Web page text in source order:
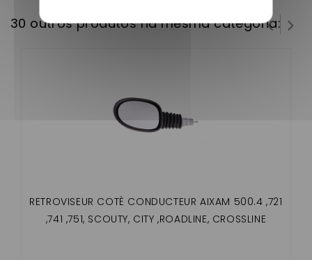
30 outros produtos na mesma categoria:
RETROVISEUR COTÈ CONDUCTEUR AIXAM 500.4 ,721
,741 ,751, SCOUTY, CITY ,ROADLINE, CROSSLINE